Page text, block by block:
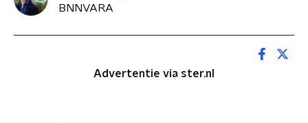
BNNVARA
Advertentie via ster.nl